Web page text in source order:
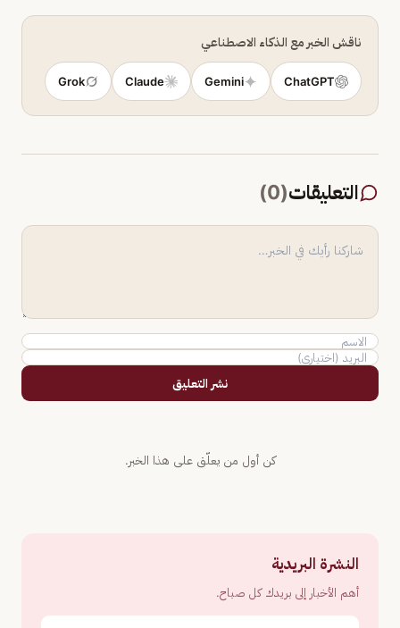
ناقش الخبر مع الذكاء الاصطناعي
ChatGPT
Gemini
Claude
Grok
التعليقات(
0
)
نشر التعليق
كن أول من يعلّق على هذا الخبر.
النشرة البريدية
أهم الأخبار إلى بريدك كل صباح.